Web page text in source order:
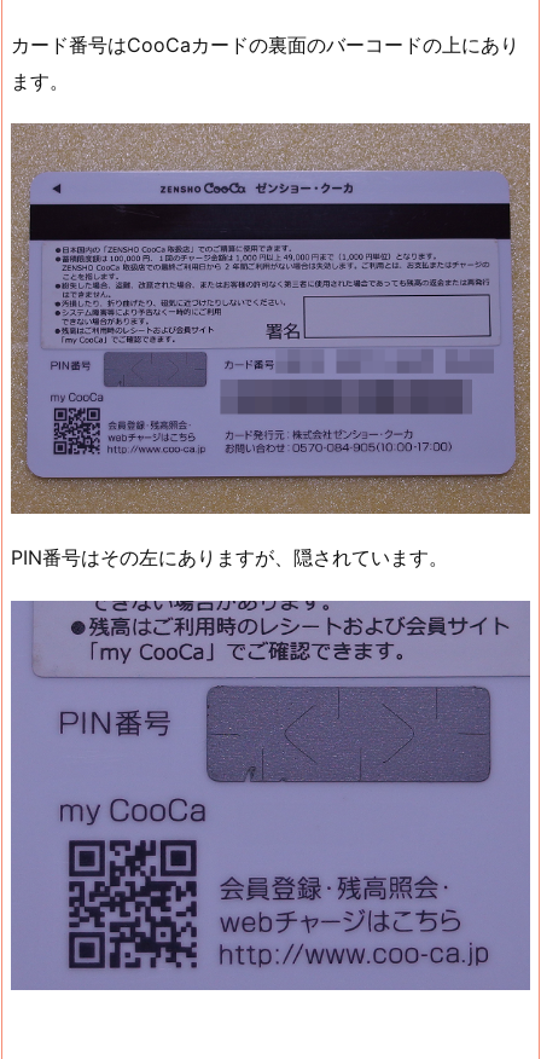
カード番号はCooCaカードの裏面のバーコードの上にあり
ます。
PIN番号はその左にありますが、隠されています。